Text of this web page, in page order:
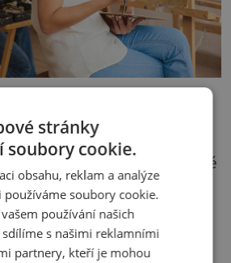
pro začátečníky i pokročilé
podle čísel pro dospělé je
stránky
soubory cookie.
obsahu, reklam a analýze
používáme soubory cookie.
používání našich
sdílíme s našimi reklamními
partnery, kteří je mohou